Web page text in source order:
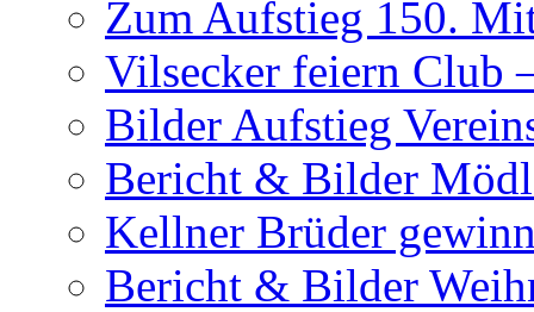
Zum Aufstieg 150.
Vilsecker feiern Club
Bilder Aufstieg
Bericht & Bilder
Kellner Brüder
Bericht & Bilder